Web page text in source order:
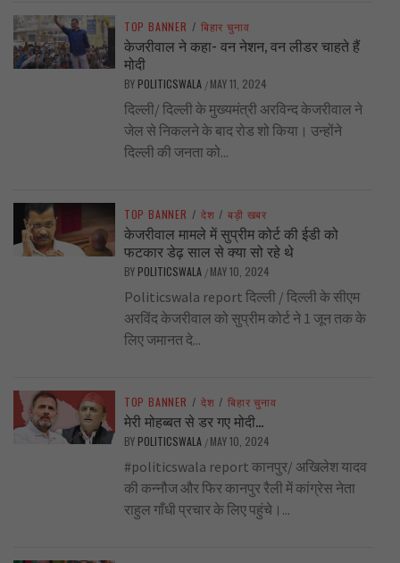
TOP BANNER / बिहार चुनाव
केजरीवाल ने कहा- वन नेशन, वन लीडर चाहते हैं
मोदी
BY POLITICSWALA / MAY 11, 2024
दिल्ली/ दिल्ली के मुख्यमंत्री अरविन्द केजरीवाल ने
जेल से निकलने के बाद रोड शो किया। उन्होंने
दिल्ली की जनता को...
TOP BANNER / देश / बड़ी खबर
केजरीवाल मामले में सुप्रीम कोर्ट की ईडी को
फटकार डेढ़ साल से क्या सो रहे थे
BY POLITICSWALA / MAY 10, 2024
Politicswala report दिल्ली / दिल्ली के सीएम
अरविंद केजरीवाल को सुप्रीम कोर्ट ने 1 जून तक के
लिए जमानत दे...
TOP BANNER / देश / बिहार चुनाव
मेरी मोहब्बत से डर गए मोदी…
BY POLITICSWALA / MAY 10, 2024
#politicswala report कानपुर/ अखिलेश यादव
की कन्नौज और फिर कानपुर रैली में कांग्रेस नेता
राहुल गाँधी प्रचार के लिए पहुंचे।...